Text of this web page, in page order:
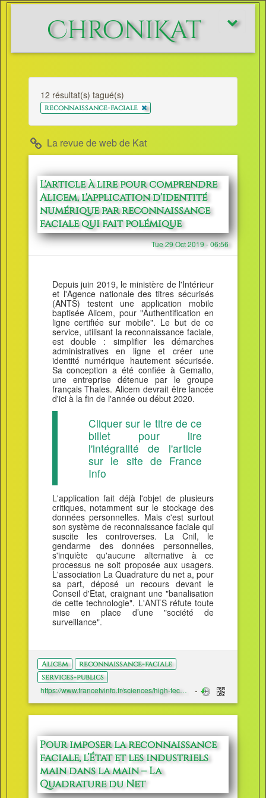
Afficher/
ChroniKat
12 résultat(s) tagué(s)
reconnaissance-faciale x
La revue de web de Kat
L'article à lire pour comprendre
Alicem, l'application d'identité
numérique par reconnaissance
faciale qui fait polémique
Tue 29 Oct 2019 - 06:56
Depuis juin 2019, le ministère de l'Intérieur
et l'Agence nationale des titres sécurisés
(ANTS) testent une application mobile
baptisée Alicem, pour "Authentification en
ligne certifiée sur mobile". Le but de ce
service, utilisant la reconnaissance faciale,
est double : simplifier les démarches
administratives en ligne et créer une
identité numérique hautement sécurisée.
Sa conception a été confiée à Gemalto,
une entreprise détenue par le groupe
français Thales. Alicem devrait être lancée
d'ici à la fin de l'année ou début 2020.
Cliquer sur le titre de ce
billet pour lire
l'intégralité de l'article
sur le site de France
Info
L'application fait déjà l'objet de plusieurs
critiques, notamment sur le stockage des
données personnelles. Mais c'est surtout
son système de reconnaissance faciale qui
suscite les controverses. La Cnil, le
gendarme des données personnelles,
s'inquiète qu'aucune alternative à ce
processus ne soit proposée aux usagers.
L'association La Quadrature du net a, pour
sa part, déposé un recours devant le
Conseil d'Etat, craignant une "banalisation
de cette technologie". L'ANTS réfute toute
mise en place d’une "société de
surveillance".
Alicem
reconnaissance-faciale
services-publics
https://www.francetvinfo.fr/sciences/high-tech/l-article-a-lire-pour-comprendre-alicem-l-application-d-identite-numerique-par-reconnaissance-faciale-qui-fait-polemique_3660027.html
Pour imposer la reconnaissance
faciale, l’État et les industriels
main dans la main – La
Quadrature du Net